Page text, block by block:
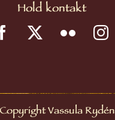
Hold kontakt
Vassula Rydén